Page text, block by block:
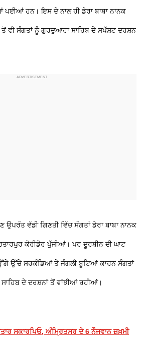
ਹਨ। ਇਸ ਦੇ ਨਾਲ ਹੀ ਡੇਰਾ ਬਾਬਾ ਨਾਨਕ
ਵੀ ਸੰਗਤਾਂ ਨੂੰ ਗੁਰਦੁਆਰਾ ਸਾਹਿਬ ਦੇ ਸਪੱਸ਼ਟ ਦਰਸ਼ਨ
ਉਪਰੰਤ ਵੱਡੀ ਗਿਣਤੀ ਵਿੱਚ ਸੰਗਤਾਂ ਡੇਰਾ ਬਾਬਾ ਨਾਨਕ
ਕੋਰੀਡੋਰ ਪੁੱਜੀਆਂ। ਪਰ ਦੂਰਬੀਨ ਦੀ ਘਾਟ
ਉੱਗੇ ਉੱਚੇ ਸਰਕੰਡਿਆਂ ਤੇ ਜੰਗਲੀ ਬੂਟਿਆਂ ਕਾਰਨ ਸੰਗਤਾਂ
ਦੇ ਦਰਸ਼ਨਾਂ ਤੋਂ ਵਾਂਝੀਆਂ ਰਹੀਆਂ।
ਸਕਾਰਪਿਓ, ਅੰਮ੍ਰਿਤਸਰ ਦੇ 6 ਨੌਜਵਾਨ ਜ਼ਖ਼ਮੀ